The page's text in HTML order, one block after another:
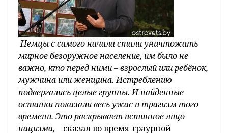
Немцы с самого начала стали уничтожать
мирное безоружное население, им было не
важно, кто перед ними – взрослый или ребёнок,
мужчина или женщина. Истреблению
подвергались целые группы. И найденные
останки показали весь ужас и трагизм того
времени. Это раскрывает истинное лицо
нацизма, – сказал во время траурной